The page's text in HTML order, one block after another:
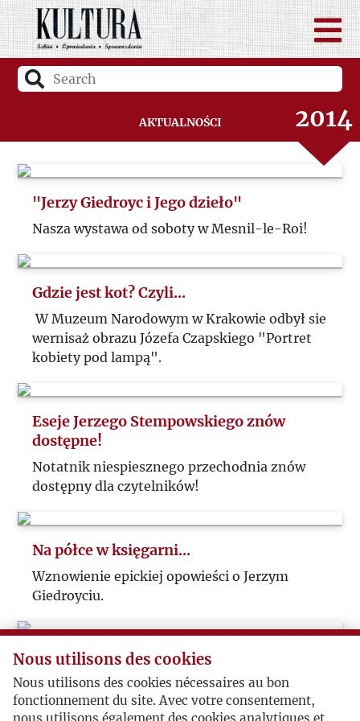
Aktualności
2016
2015
2014
"Jerzy Giedroyc i Jego dzieło"
Nasza wystawa od soboty w Mesnil-le-Roi!
Gdzie jest kot? Czyli...
W Muzeum Narodowym w Krakowie odbył sie
wernisaż obrazu Józefa Czapskiego "Portret
kobiety pod lampą".
Eseje Jerzego Stempowskiego znów
dostępne!
Notatnik niespiesznego przechodnia znów
dostępny dla czytelników!
Na półce w księgarni...
Wznowienie epickiej opowieści o Jerzym
Giedroyciu.
Wierszyk Zosi
Stara tradycja uświetniania wierszem
solenizantów zachowała się w Domu Kultury.
Nous utilisons des cookies
Nous utilisons des cookies nécessaires au bon
fonctionnement du site. Avec votre consentement,